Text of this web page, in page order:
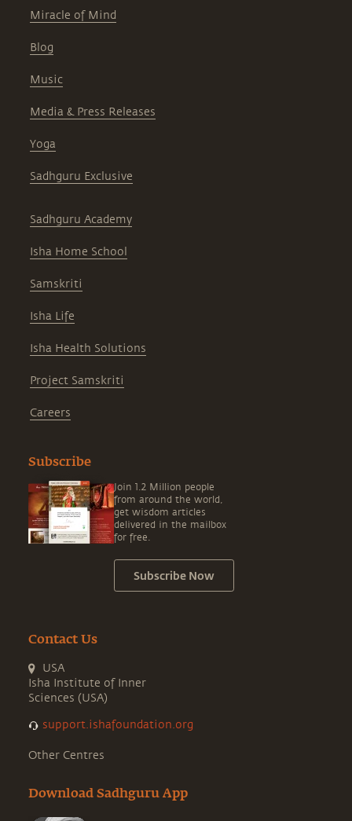
Miracle of Mind
Blog
Music
Media & Press Releases
Yoga
Sadhguru Exclusive
Sadhguru Academy
Isha Home School
Samskriti
Isha Life
Isha Health Solutions
Project Samskriti
Careers
Subscribe
Join 1.2 Million people
from around the world,
get wisdom articles
delivered in the mailbox
for free.
Subscribe Now
Contact Us
USA
Isha Institute of Inner
Sciences (USA)
support.ishafoundation.org
Other Centres
Download Sadhguru App